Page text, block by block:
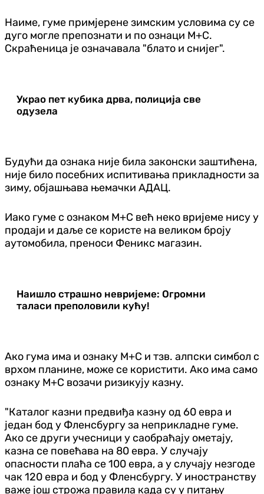
Наиме, гуме примјерене зимским условима су се
дуго могле препознати и по ознаци М+С.
Скраћеница је означавала "блато и снијег".
Украо пет кубика дрва, полиција све
одузела
Будући да ознака није била законски заштићена,
није било посебних испитивања прикладности за
зиму, објашњава њемачки АДАЦ.
Иако гуме с ознаком М+С већ неко вријеме нису у
продаји и даље се користе на великом броју
аутомобила, преноси Феникс магазин.
Наишло страшно невријеме: Огромни
таласи преполовили кућу!
Ако гума има и ознаку М+С и тзв. алпски симбол с
врхом планине, може се користити. Ако има само
ознаку М+С возачи ризикују казну.
"Каталог казни предвиђа казну од 60 евра и
један бод у Фленсбургу за неприкладне гуме.
Ако се други учесници у саобраћају ометају,
казна се повећава на 80 евра. У случају
опасности плаћа се 100 евра, а у случају незгоде
чак 120 евра и бод у Фленсбургу. У иностранству
важе још строжа правила када су у питању